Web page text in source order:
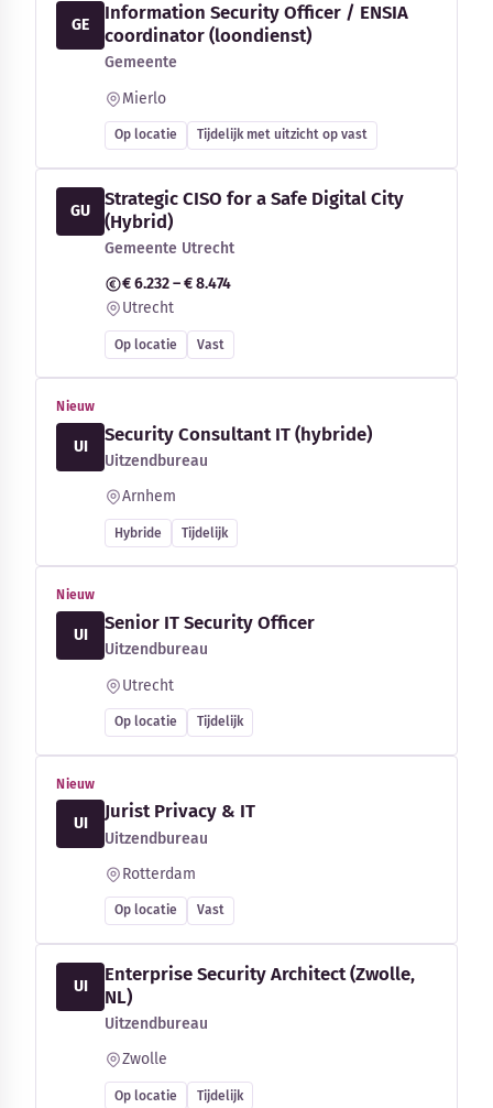
GE
Information Security Officer / ENSIA
coordinator (loondienst)
Gemeente
Mierlo
Op locatie Tijdelijk met uitzicht op vast
GU
Strategic CISO for a Safe Digital City
(Hybrid)
Gemeente Utrecht
€ 6.232 – € 8.474
Utrecht
Op locatie Vast
Nieuw
UI
Security Consultant IT (hybride)
Uitzendbureau
Arnhem
Hybride Tijdelijk
Nieuw
UI
Senior IT Security Officer
Uitzendbureau
Utrecht
Op locatie Tijdelijk
Nieuw
UI
Jurist Privacy & IT
Uitzendbureau
Rotterdam
Op locatie Vast
UI
Enterprise Security Architect (Zwolle,
NL)
Uitzendbureau
Zwolle
Op locatie Tijdelijk